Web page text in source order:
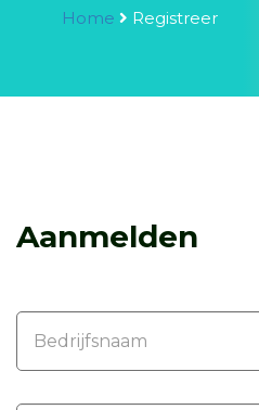
Home Registreer
Aanmelden